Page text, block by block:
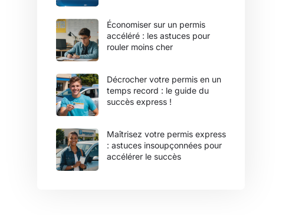
Économiser sur un permis
accéléré : les astuces pour
rouler moins cher
Décrocher votre permis en un
temps record : le guide du
succès express !
Maîtrisez votre permis express
: astuces insoupçonnées pour
accélérer le succès